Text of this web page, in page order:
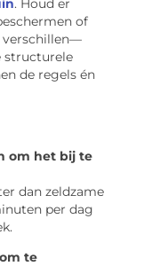
. Houd er
of
verschillen—
structurele
de regels én
om het bij te
dan zeldzame
per dag
te